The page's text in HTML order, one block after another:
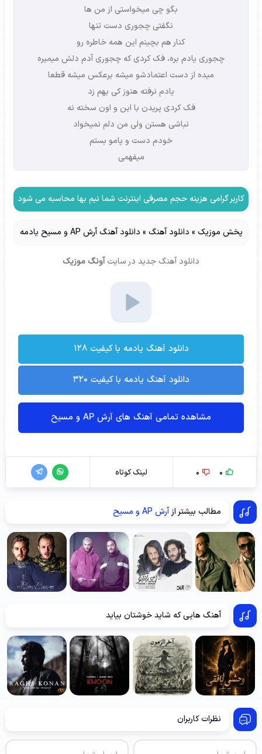
بگو چی میخواستی از من ها
نگفتی چجوری دست تنها
کنار هم بچینم این همه خاطره رو
چجوری یادم بره، فک کردی که چجوری آدم دلش میمیره
میده از دست اعتمادشو میشه برعکس میشه قطعا
یادم نرفته هنوز کی بهم زد
فک کردی پریدن با این و اون سخته نه
نباشی هستن ولی من دلم نمیخواد
خودم دست و پامو بستم
میفهمی
کاربر گرامی هزینه حجم مصرفی اینترنت شما نیم بها محاسبه می شود
پخش موزیک » دانلود آهنگ » دانلود آهنگ آرش AP و مسیح یادمه
دانلود آهنگ جدید در سایت آونگ موزیک
دانلود آهنگ یادمه با کیفیت ۱۲۸
دانلود آهنگ یادمه با کیفیت ۳۲۰
مشاهده تمامی آهنگ های آرش AP و مسیح
0
0 لینک کوتاه
مطالب بیشتر ازآرش AP و مسیح
آهنگ هایی که شاید خوشتان بیاید
نظرات کاربران